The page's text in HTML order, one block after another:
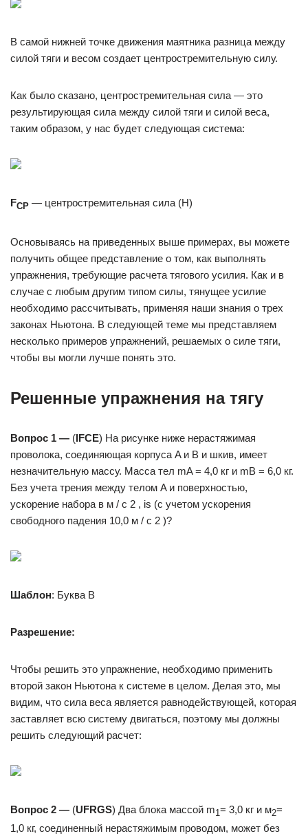
В самой нижней точке движения маятника разница между
силой тяги и весом создает центростремительную силу.
Как было сказано, центростремительная сила — это
результирующая сила между силой тяги и силой веса,
таким образом, у нас будет следующая система:
FCP — центростремительная сила (Н)
Основываясь на приведенных выше примерах, вы можете
получить общее представление о том, как выполнять
упражнения, требующие расчета тягового усилия. Как и в
случае с любым другим типом силы, тянущее усилие
необходимо рассчитывать, применяя наши знания о трех
законах Ньютона. В следующей теме мы представляем
несколько примеров упражнений, решаемых о силе тяги,
чтобы вы могли лучше понять это.
Решенные упражнения на тягу
Вопрос 1 — (IFCE) На рисунке ниже нерастяжимая
проволока, соединяющая корпуса A и B и шкив, имеет
незначительную массу. Масса тел mA = 4,0 кг и mB = 6,0 кг.
Без учета трения между телом A и поверхностью,
ускорение набора в м / с 2 , is (с учетом ускорения
свободного падения 10,0 м / с 2 )?
Шаблон: Буква B
Разрешение:
Чтобы решить это упражнение, необходимо применить
второй закон Ньютона к системе в целом. Делая это, мы
видим, что сила веса является равнодействующей, которая
заставляет всю систему двигаться, поэтому мы должны
решить следующий расчет:
Вопрос 2 — (UFRGS) Два блока массой m1= 3,0 кг и м2=
1,0 кг, соединенный нерастяжимым проводом, может без